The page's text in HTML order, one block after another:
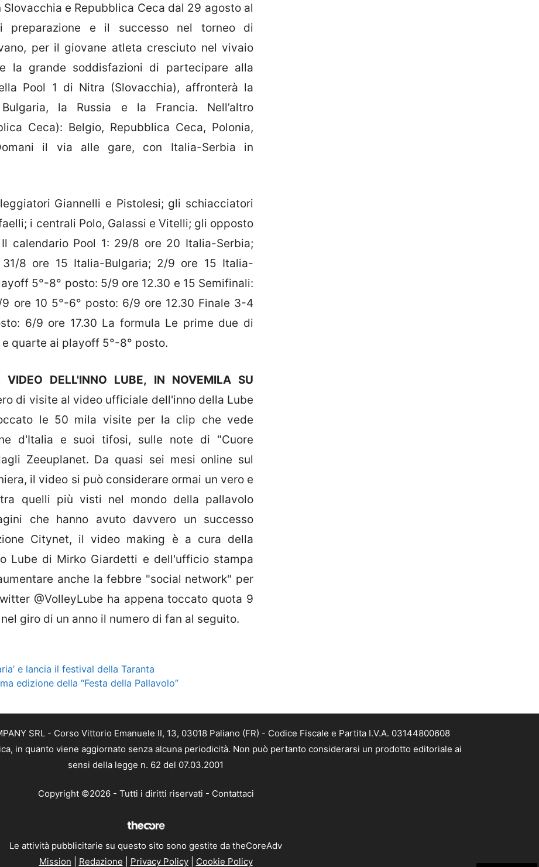
e Repubblica Ceca dal 29 agosto al
preparazione e il successo nel torneo di
per il giovane atleta cresciuto nel vivaio
la grande soddisfazioni di partecipare alla
Pool 1 di Nitra (Slovacchia), affronterà la
la Russia e la Francia. Nell’altro
Ceca): Belgio, Repubblica Ceca, Polonia,
il via alle gare, con Italia-Serbia in
Giannelli e Pistolesi; gli schiacciatori
i centrali Polo, Galassi e Vitelli; gli opposto
calendario Pool 1: 29/8 ore 20 Italia-Serbia;
8 ore 15 Italia-Bulgaria; 2/9 ore 15 Italia-
5°-8° posto: 5/9 ore 12.30 e 15 Semifinali:
ore 10 5°-6° posto: 6/9 ore 12.30 Finale 3-4
6/9 ore 17.30 La formula Le prime due di
quarte ai playoff 5°-8° posto.
DELL'INNO LUBE, IN NOVEMILA SU
di visite al video ufficiale dell'inno della Lube
le 50 mila visite per la clip che vede
d'Italia e suoi tifosi, sulle note di "Cuore
Zeeuplanet. Da quasi sei mesi online sul
il video si può considerare ormai un vero e
quelli più visti nel mondo della pallavolo
che hanno avuto davvero un successo
Citynet, il video making è a cura della
Lube di Mirko Giardetti e dell'ufficio stampa
anche la febbre "social network" per
@VolleyLube ha appena toccato quota 9
giro di un anno il numero di fan al seguito.
e lancia il festival della Taranta
edizione della “Festa della Pallavolo”
SRL - Corso Vittorio Emanuele II, 13, 03018 Paliano (FR) - Codice Fiscale e Partita I.V.A. 03144800608
in quanto viene aggiornato senza alcuna periodicità. Non può pertanto considerarsi un prodotto editoriale ai
sensi della legge n. 62 del 07.03.2001
Copyright ©2026 - Tutti i diritti riservati - Contattaci
Le attività pubblicitarie su questo sito sono gestite da theCoreAdv
Mission
Redazione Privacy Policy| Cookie Policy